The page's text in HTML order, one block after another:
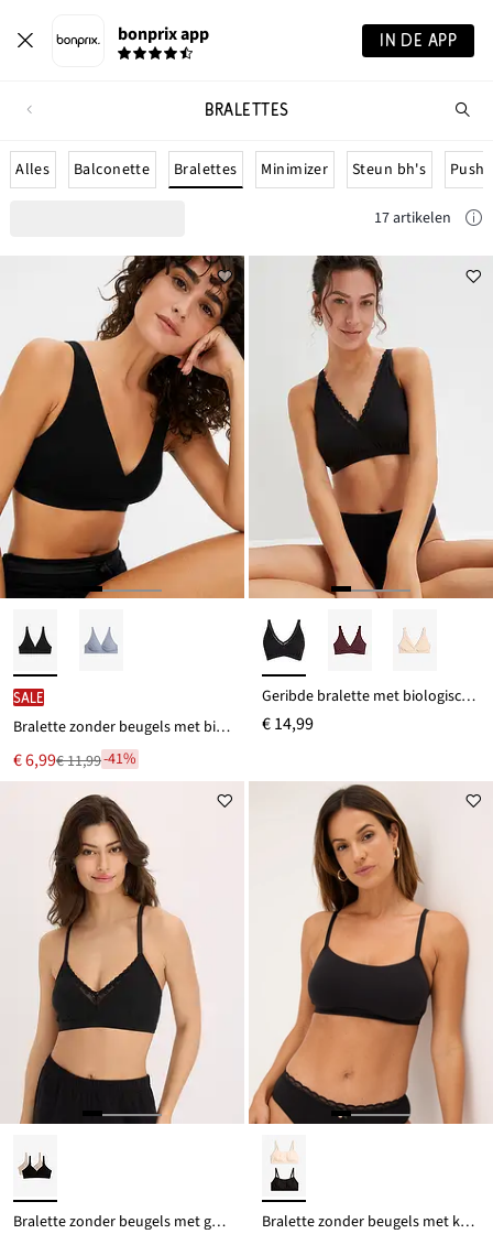
bonprix app IN DE APP
je?
BRALETTES
Alles Balconette Bralettes Minimizer Steun bh's Push
17 artikelen
SALE
Bralette zonder beugels met biologisch katoen
Nu
voor
€ 6,99
Van € 11,99-41%
Geribde bralette met biologisch katoen en kant
€ 14,99
Bralette zonder beugels met gevulde cups en biologisch katoen (set van 2) Bralette zonder beugels met katoen (set van 2)